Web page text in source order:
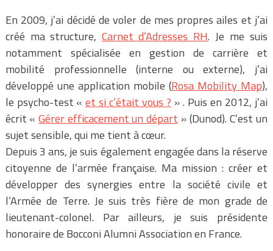
En 2009, j’ai décidé de voler de mes propres ailes et j’ai
créé ma structure, Carnet d’Adresses RH. Je me suis
notamment spécialisée en gestion de carrière et
mobilité professionnelle (interne ou externe), j’ai
développé une application mobile (Rosa Mobility Map),
le psycho-test « et si c’était vous ? » . Puis en 2012, j’ai
écrit « Gérer efficacement un départ » (Dunod). C’est un
sujet sensible, qui me tient à cœur.
Depuis 3 ans, je suis également engagée dans la réserve
citoyenne de l’armée française. Ma mission : créer et
développer des synergies entre la société civile et
l’Armée de Terre. Je suis très fière de mon grade de
lieutenant-colonel. Par ailleurs, je suis présidente
honoraire de Bocconi Alumni Association en France.